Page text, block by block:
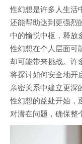
性幻想是许多人生活
还能帮助达到更强烈
中的愉悦中枢，释放
性幻想在个人层面可
却可能带来挑战。许
将探讨如何安全地开
亲密关系中建立更深
性幻想的益处开始，
对潜在问题，确保整